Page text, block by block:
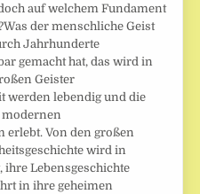
auf welchem Fundament
der menschliche Geist
Jahrhunderte
gemacht hat, das wird in
Geister
werden lebendig und die
modernen
erlebt. Von den großen
wird in
Lebensgeschichte
in ihre geheimen